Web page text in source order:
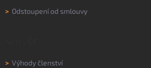
> Odstoupení od smlouvy
> Výhody členství